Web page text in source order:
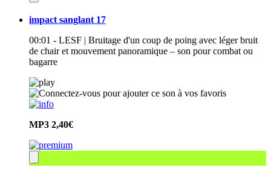
impact sanglant 17
00:01 - LESF | Bruitage d'un coup de poing avec léger bruit
de chair et mouvement panoramique – son pour combat ou
bagarre
MP3 2,40€